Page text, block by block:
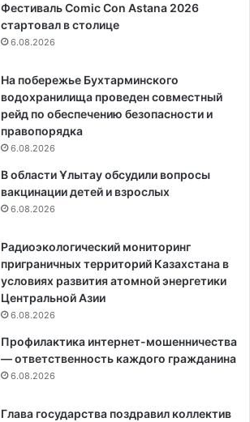
Фестиваль Comic Con Astana 2026
стартовал в столице
6.08.2026
На побережье Бухтарминского
водохранилища проведен совместный
рейд по обеспечению безопасности и
правопорядка
6.08.2026
В области Ұлытау обсудили вопросы
вакцинации детей и взрослых
6.08.2026
Радиоэкологический мониторинг
приграничных территорий Казахстана в
условиях развития атомной энергетики
Центральной Азии
6.08.2026
Профилактика интернет-мошенничества
— ответственность каждого гражданина
6.08.2026
Глава государства поздравил коллектив